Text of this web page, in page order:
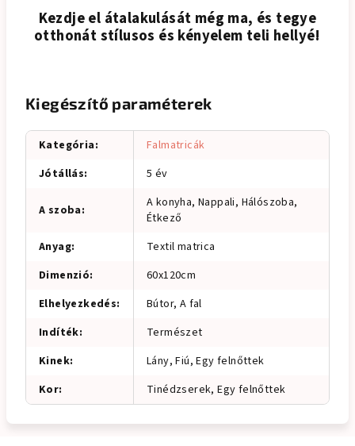
Kezdje el átalakulását még ma, és tegye
otthonát stílusos és kényelem teli hellyé!
Kiegészítő paraméterek
Kategória:
Falmatricák
Jótállás: 5 év
A szoba:
A konyha, Nappali, Hálószoba,
Étkező
Anyag:
Textil matrica
Dimenzió:
60x120cm
Elhelyezkedés:
Bútor, A fal
Indíték:
Természet
Kinek:
Lány, Fiú, Egy felnőttek
Kor: Tinédzserek, Egy felnőttek